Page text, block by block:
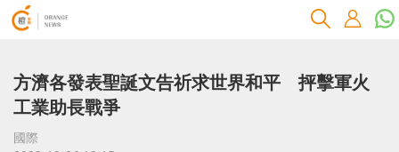
方濟各發表聖誕文告祈求世界和平 抨擊軍火
工業助長戰爭
國際